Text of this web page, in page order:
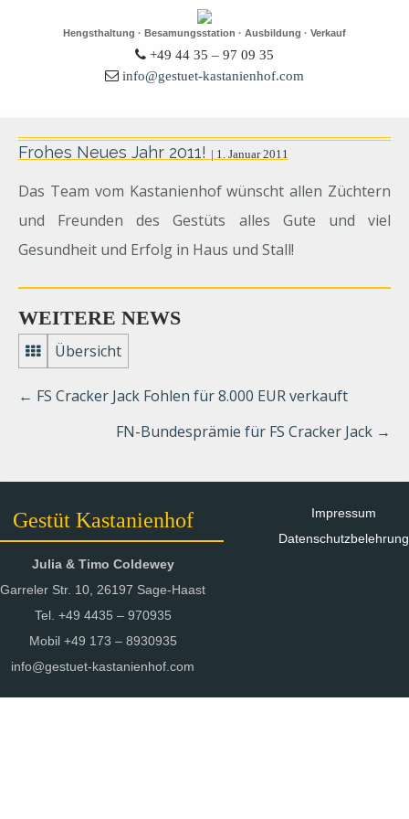
Hengsthaltung · Besamungsstation · Ausbildung · Verkauf
+49 44 35 – 97 09 35
info@gestuet-kastanienhof.com
Frohes Neues Jahr 2011! | 1. Januar 2011
Das Team vom Kastanienhof wünscht allen Züchtern
und Freunden des Gestüts alles Gute und viel
Gesundheit und Erfolg in Haus und Stall!
WEITERE NEWS
Übersicht
← FS Cracker Jack Fohlen für 8.000 EUR verkauft
FN-Bundesprämie für FS Cracker Jack →
Gestüt Kastanienhof
Julia & Timo Coldewey
Garreler Str. 10, 26197 Sage-Haast
Tel. +49 4435 – 970935
Mobil +49 173 – 8930935
info@gestuet-kastanienhof.com
Impressum
Datenschutzbelehrung